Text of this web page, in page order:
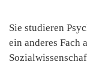
Sie studieren
ein anderes Fach